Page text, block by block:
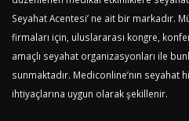
Seyahat Acentesi’ ne ait bir markadır.
firmaları için, uluslararası kongre,
amaçlı seyahat organizasyonları ile
sunmaktadır. Mediconline’nın
ihtiyaçlarına uygun olarak şekillenir.